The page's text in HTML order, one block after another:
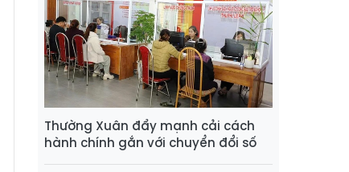
Thường Xuân đẩy mạnh cải cách
hành chính gắn với chuyển đổi số